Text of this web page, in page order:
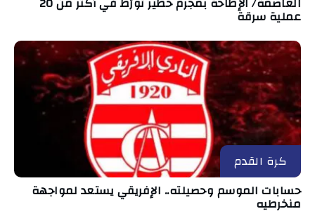
عملية سرقة
كرة القدم
حسابات الموسم وحصيلته.. الإفريقي يستعد لمواجهة
منخرطيه